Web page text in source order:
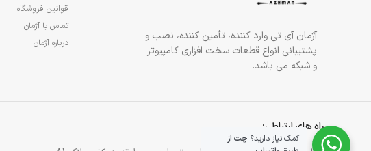
آژمان آی تی وارد کننده، تأمین کننده، نصب و
پشتیبانی انواع قطعات سخت افزاری کامپیوتر
و شبکه می باشد.
قوانین فروشگاه
تماس با آژمان
درباره آژمان
راه های ارتباطی:
کمک نیاز دارید؟ چت از